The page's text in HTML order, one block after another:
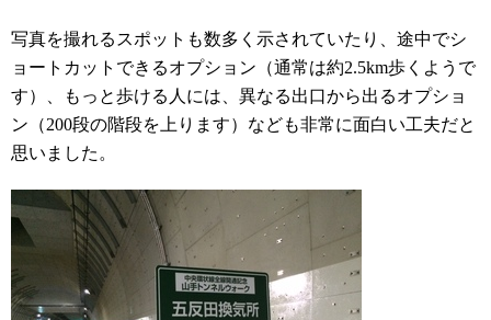
写真を撮れるスポットも数多く示されていたり、途中でシ
ョートカットできるオプション（通常は約2.5km歩くようで
す）、もっと歩ける人には、異なる出口から出るオプショ
ン（200段の階段を上ります）なども非常に面白い工夫だと
思いました。